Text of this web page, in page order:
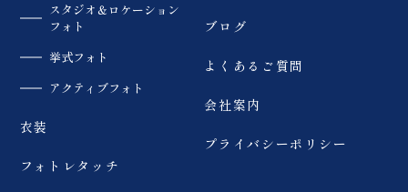
スタジオ＆ロケーション
フォト
挙式フォト
アクティブフォト
衣装
フォトレタッチ
ブログ
よくあるご質問
会社案内
プライバシーポリシー